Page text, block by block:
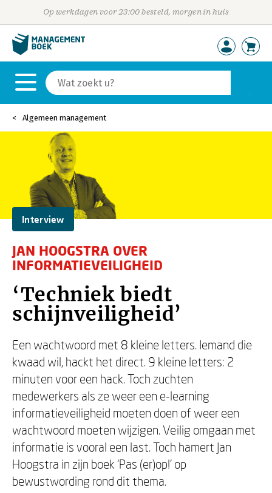
Op werkdagen voor 23:00 besteld, morgen in huis
Algemeen management
Interview
JAN HOOGSTRA OVER
INFORMATIEVEILIGHEID
‘Techniek biedt
schijnveiligheid’
Een wachtwoord met 8 kleine letters. Iemand die
kwaad wil, hackt het direct. 9 kleine letters: 2
minuten voor een hack. Toch zuchten
medewerkers als ze weer een e-learning
informatieveiligheid moeten doen of weer een
wachtwoord moeten wijzigen. Veilig omgaan met
informatie is vooral een last. Toch hamert Jan
Hoogstra in zijn boek ‘Pas (er)op!’ op
bewustwording rond dit thema.